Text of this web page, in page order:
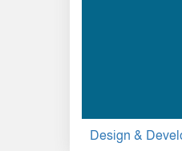
Design &